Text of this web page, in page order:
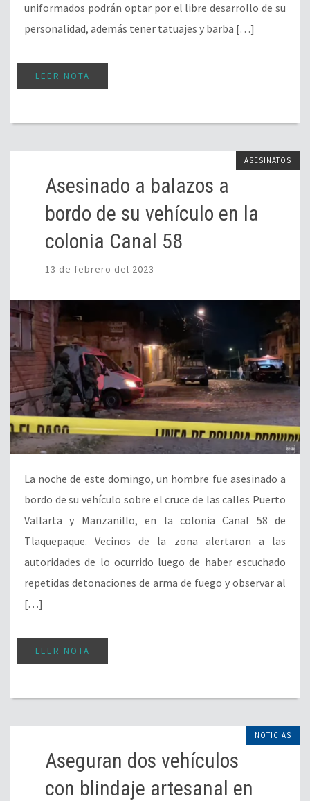
uniformados podrán optar por el libre desarrollo de su
personalidad, además tener tatuajes y barba […]
LEER NOTA
ASESINATOS
Asesinado a balazos a
bordo de su vehículo en la
colonia Canal 58
13 de febrero del 2023
La noche de este domingo, un hombre fue asesinado a
bordo de su vehículo sobre el cruce de las calles Puerto
Vallarta y Manzanillo, en la colonia Canal 58 de
Tlaquepaque. Vecinos de la zona alertaron a las
autoridades de lo ocurrido luego de haber escuchado
repetidas detonaciones de arma de fuego y observar al
[…]
LEER NOTA
NOTICIAS
Aseguran dos vehículos
con blindaje artesanal en